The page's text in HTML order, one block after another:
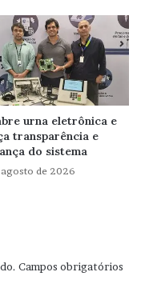
urna eletrônica e
transparência e
do sistema
agosto de 2026
Campos obrigatórios